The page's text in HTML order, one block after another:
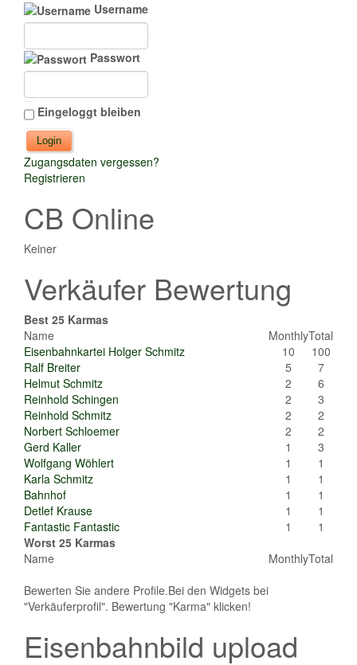
Username
Passwort
Eingeloggt bleiben
Zugangsdaten vergessen?
Registrieren
CB Online
Keiner
Verkäufer Bewertung
Best 25 Karmas
Name
MonthlyTotal
Eisenbahnkartei Holger Schmitz
10
100
Ralf Breiter
5
7
Helmut Schmitz
2
6
Reinhold Schingen
2
3
Reinhold Schmitz
2
2
Norbert Schloemer
2
2
Gerd Kaller
1
3
Wolfgang Wöhlert
1
1
Karla Schmitz
1
1
Bahnhof
1
1
Detlef Krause
1
1
Fantastic Fantastic
1
1
Worst 25 Karmas
Name
MonthlyTotal
Bewerten Sie andere Profile.Bei den Widgets bei
"Verkäuferprofil". Bewertung "Karma" klicken!
Eisenbahnbild upload